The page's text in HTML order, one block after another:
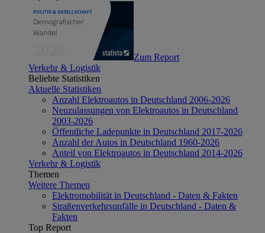
Zum Report
Verkehr & Logistik
Beliebte Statistiken
Aktuelle Statistiken
Anzahl Elektroautos in Deutschland 2006-2026
Neuzulassungen von Elektroautos in Deutschland
2003-2026
Öffentliche Ladepunkte in Deutschland 2017-2026
Anzahl der Autos in Deutschland 1960-2026
Anteil von Elektroautos in Deutschland 2014-2026
Verkehr & Logistik
Themen
Weitere Themen
Elektromobilität in Deutschland - Daten & Fakten
Straßenverkehrsunfälle in Deutschland - Daten &
Fakten
Top Report